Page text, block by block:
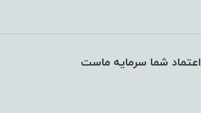
اعتماد شما سرمایه ماست